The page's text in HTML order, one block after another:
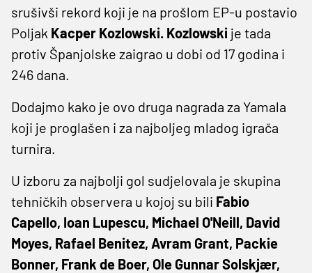
srušivši rekord koji je na prošlom EP-u postavio
Poljak Kacper Kozlowski. Kozlowski je tada
protiv Španjolske zaigrao u dobi od 17 godina i
246 dana.
Dodajmo kako je ovo druga nagrada za Yamala
koji je proglašen i za najboljeg mladog igrača
turnira.
U izboru za najbolji gol sudjelovala je skupina
tehničkih observera u kojoj su bili Fabio
Capello, Ioan Lupescu, Michael O'Neill, David
Moyes, Rafael Benitez, Avram Grant, Packie
Bonner, Frank de Boer, Ole Gunnar Solskjær,